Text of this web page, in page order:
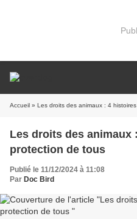
Accueil » Les droits des animaux : 4
Les droits des animaux
protection de tous
Publié le 11/12/2024 à 11:08
Par Doc Bird